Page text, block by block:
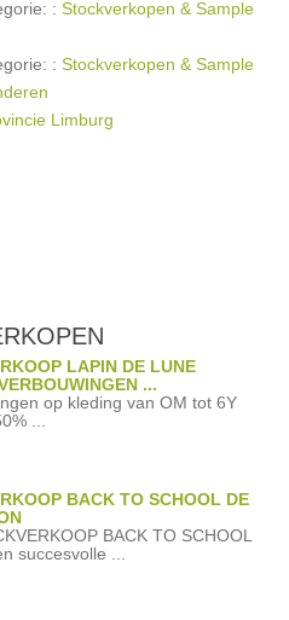
:Stockverkopen & Sample
:Stockverkopen & Sample
Limburg
LAPIN DE LUNE
...
op kleding van OM tot 6Y
...
BACK TO SCHOOL DE
BACK TO SCHOOL
succesvolle ...